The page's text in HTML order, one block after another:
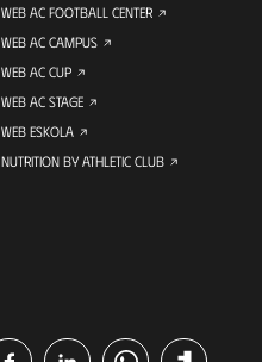
WEB AC FOOTBALL CENTER
WEB AC CAMPUS
WEB AC CUP
WEB AC STAGE
WEB ESKOLA
NUTRITION BY ATHLETIC CLUB